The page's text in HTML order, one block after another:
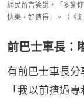
網民留言笑說，「多謝
快樂，好值得」。（《
前巴士車長：
有前巴士車長分
「我以前揸過